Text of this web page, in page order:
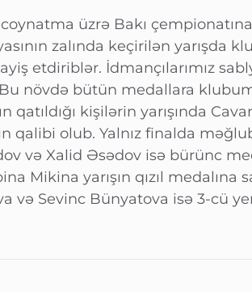
üzrə Bakı
zalında keçirilən yarışda
etdiriblər. İdmançılarımız
növdə bütün medallara
qatıldığı kişilərin yarışında
qalibi olub. Yalnız finalda
və Xalid Əsədov isə bürünc
Mikina yarışın qızıl medalına
və Sevinc Bünyatova isə 3-cü